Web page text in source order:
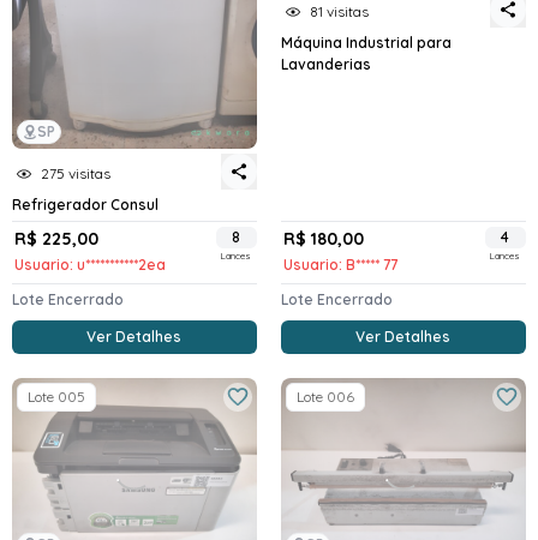
SP
275 visitas
Refrigerador Consul
R$ 225,00
Usuario: u***********2ea
8
Lances
Lote Encerrado
Ver Detalhes
81 visitas
Máquina Industrial para
Lavanderias
R$ 180,00
Usuario: B***** 77
4
Lances
Lote Encerrado
Ver Detalhes
Lote 005 Lote 006